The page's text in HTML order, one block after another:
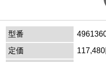
型番
定価